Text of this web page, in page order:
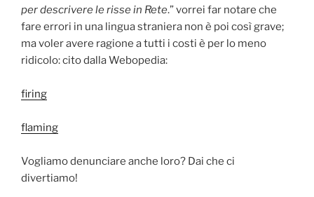
per descrivere le risse in Rete.” vorrei far notare che
fare errori in una lingua straniera non è poi così grave;
ma voler avere ragione a tutti i costi è per lo meno
ridicolo: cito dalla Webopedia:
firing
flaming
Vogliamo denunciare anche loro? Dai che ci
divertiamo!